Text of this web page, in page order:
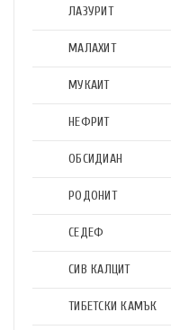
ЛАЗУРИТ
МАЛАХИТ
МУКАИТ
НЕФРИТ
ОБСИДИАН
РОДОНИТ
СЕДЕФ
СИВ КАЛЦИТ
ТИБЕТСКИ КАМЪК